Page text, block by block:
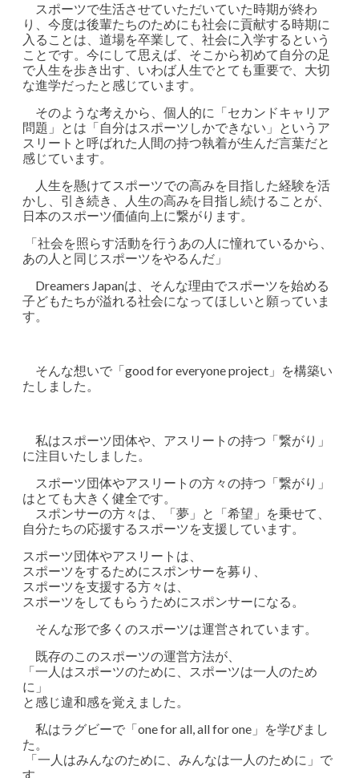
スポーツで生活させていただいていた時期が終わ
り、今度は後輩たちのためにも社会に貢献する時期に
入ることは、道場を卒業して、社会に入学するという
ことです。今にして思えば、そこから初めて自分の足
で人生を歩き出す、いわば人生でとても重要で、大切
な進学だったと感じています。
そのような考えから、個人的に「セカンドキャリア
問題」とは「自分はスポーツしかできない」というア
スリートと呼ばれた人間の持つ執着が生んだ言葉だと
感じています。
人生を懸けてスポーツでの高みを目指した経験を活
かし、引き続き、人生の高みを目指し続けることが、
日本のスポーツ価値向上に繋がります。
「社会を照らす活動を行うあの人に憧れているから、
あの人と同じスポーツをやるんだ」
Dreamers Japanは、そんな理由でスポーツを始める
子どもたちが溢れる社会になってほしいと願っていま
す。
そんな想いで「good for everyone project」を構築い
たしました。
私はスポーツ団体や、アスリートの持つ「繋がり」
に注目いたしました。
スポーツ団体やアスリートの方々の持つ「繋がり」
はとても大きく健全です。
スポンサーの方々は、「夢」と「希望」を乗せて、
自分たちの応援するスポーツを支援しています。
スポーツ団体やアスリートは、
スポーツをするためにスポンサーを募り、
スポーツを支援する方々は、
スポーツをしてもらうためにスポンサーになる。
そんな形で多くのスポーツは運営されています。
既存のこのスポーツの運営方法が、
「一人はスポーツのために、スポーツは一人のため
に」
と感じ違和感を覚えました。
私はラグビーで「one for all, all for one」を学びまし
た。
「一人はみんなのために、みんなは一人のために」で
す。